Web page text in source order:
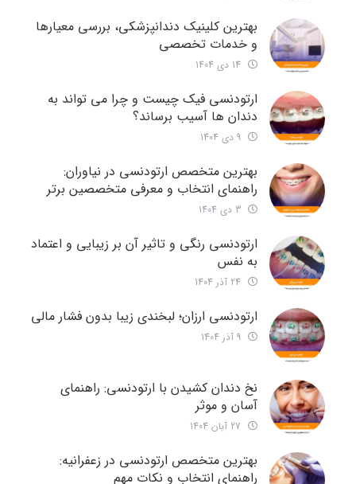
بهترین کلینیک دندانپزشکی، بررسی معیارها
و خدمات تخصصی
ارتودنسی فیک چیست و چرا می تواند به
دندان ها آسیب برساند؟
بهترین متخصص ارتودنسی در نیاوران:
راهنمای انتخاب و معرفی متخصصین برتر
ارتودنسی رنگی و تاثیر آن بر زیبایی و اعتماد
به نفس
ارتودنسی ارزان؛ لبخندی زیبا بدون فشار مالی
نخ دندان کشیدن با ارتودنسی: راهنمای
آسان و موثر
بهترین متخصص ارتودنسی در زعفرانیه:
راهنمای انتخاب و نکات مهم